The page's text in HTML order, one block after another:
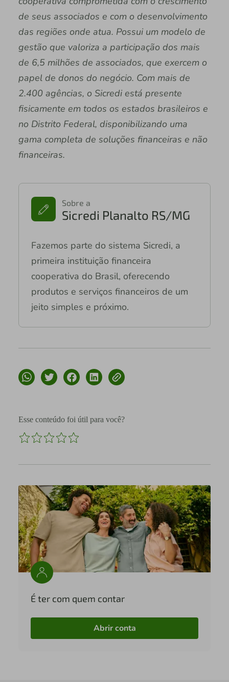
de seus associados e com o desenvolvimento
das regiões onde atua. Possui um modelo de
gestão que valoriza a participação dos mais
de 6,5 milhões de associados, que exercem o
papel de donos do negócio. Com mais de
2.400 agências, o Sicredi está presente
fisicamente em todos os estados brasileiros e
no Distrito Federal, disponibilizando uma
gama completa de soluções financeiras e não
financeiras.
Sobre a
Sicredi Planalto RS/MG
Fazemos parte do sistema Sicredi, a
primeira instituição financeira
cooperativa do Brasil, oferecendo
produtos e serviços financeiros de um
jeito simples e próximo.
Esse conteúdo foi útil para você?
É ter com quem contar
Abrir conta